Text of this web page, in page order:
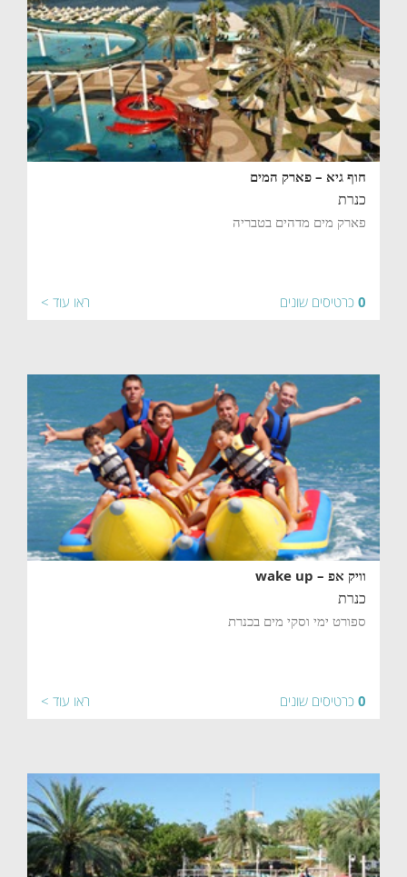
חוף גיא – פארק המים
כנרת
פארק מים מדהים בטבריה
0 כרטיסים שונים ראו עוד >
וויק אפ – wake up
כנרת
ספורט ימי וסקי מים בכנרת
0 כרטיסים שונים ראו עוד >